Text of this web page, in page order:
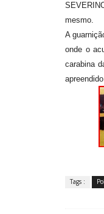
mesmo.
A
onde o
carabina
Tags :